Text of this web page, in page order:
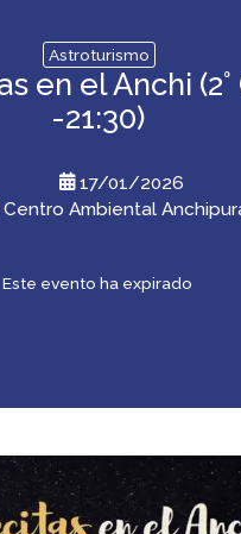
Astroturismo
en el Anchi
-21:30)
17/01/2026
Centro Ambiental
Este evento ha expirado